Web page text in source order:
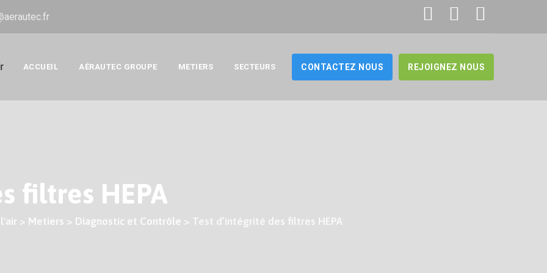
ACCUEIL AÉRAUTEC GROUPE METIERS SECTEURS CONTACTEZ NOUS REJOIGNEZ NOUS
filtres HEPA
> Metiers > Diagnostic et Contrôle > Test d’intégrité des filtres HEPA